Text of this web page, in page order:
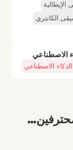
الإيطالية
الكانتري
الاصطناعي
الاصطناعي